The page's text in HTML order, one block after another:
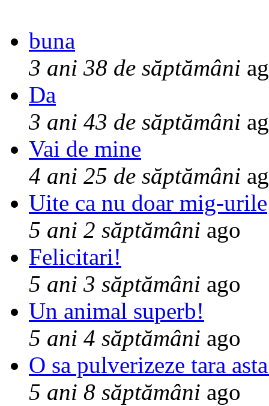
buna
3 ani 38 de săptămâni
Da
3 ani 43 de săptămâni
Vai de mine
4 ani 25 de săptămâni
Uite ca nu doar mig-urile
5 ani 2 săptămâni ago
Felicitari!
5 ani 3 săptămâni ago
Un animal superb!
5 ani 4 săptămâni ago
O sa pulverizeze tara
5 ani 8 săptămâni ago